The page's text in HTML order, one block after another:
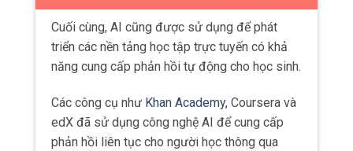
Cuối cùng, AI cũng được sử dụng để phát
triển các nền tảng học tập trực tuyến có khả
năng cung cấp phản hồi tự động cho học sinh.
Các công cụ như Khan Academy, Coursera và
edX đã sử dụng công nghệ AI để cung cấp
phản hồi liên tục cho người học thông qua